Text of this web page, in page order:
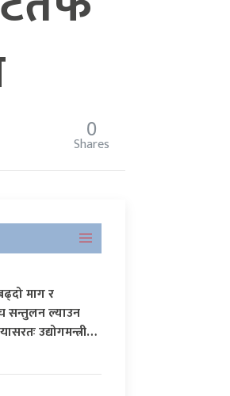
0
Shares
माग र
सन्तुलन ल्याउन
उद्योगमन्त्री…